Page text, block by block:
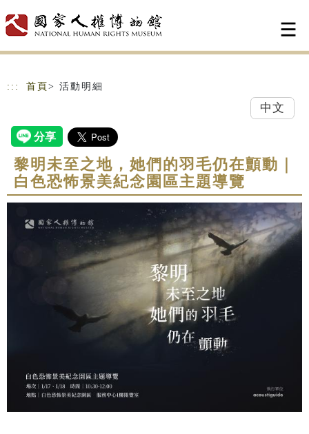
::: 首頁 > 活動明細
中文
黎明未至之地，她們的羽毛仍在顫動｜
白色恐怖景美紀念園區主題導覽